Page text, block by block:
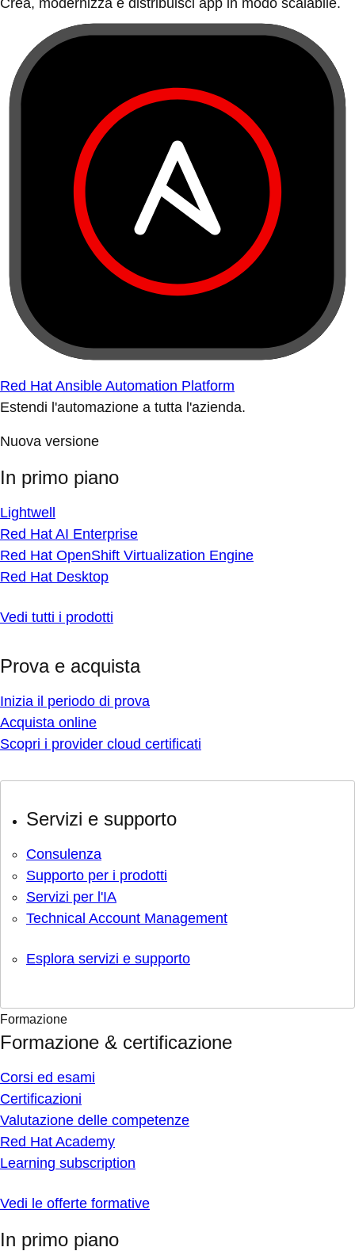
Crea, modernizza e distribuisci app in modo scalabile.
Red Hat Ansible Automation Platform
Estendi l'automazione a tutta l'azienda.
Nuova versione
In primo piano
Lightwell
Red Hat AI Enterprise
Red Hat OpenShift Virtualization Engine
Red Hat Desktop
Vedi tutti i prodotti
Prova e acquista
Inizia il periodo di prova
Acquista online
Scopri i provider cloud certificati
Servizi e supporto
Consulenza
Supporto per i prodotti
Servizi per l'IA
Technical Account Management
Esplora servizi e supporto
Formazione
Formazione & certificazione
Corsi ed esami
Certificazioni
Valutazione delle competenze
Red Hat Academy
Learning subscription
Vedi le offerte formative
In primo piano